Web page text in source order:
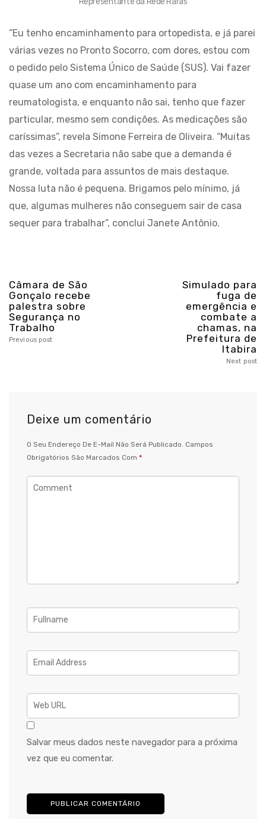
“Eu tenho encaminhamento para ortopedista, e já parei
várias vezes no Pronto Socorro, com dores, estou com
o pedido pelo Sistema Único de Saúde (SUS). Vai fazer
quase um ano com encaminhamento para
reumatologista, e enquanto não sai, tenho que fazer
particular, mesmo sem condições. As medicações são
caríssimas”, revela Simone Ferreira de Oliveira. “Muitas
das vezes a Secretaria não sabe que a demanda é
grande, voltada para assuntos de mais destaque.
Nossa luta não é pequena. Brigamos pelo mínimo, já
que, algumas mulheres não conseguem sair de casa
sequer para trabalhar”, conclui Janete Antônio.
Câmara de São
Gonçalo recebe
palestra sobre
Segurança no
Trabalho
Previous post
Simulado para
fuga de
emergência e
combate a
chamas, na
Prefeitura de
Itabira
Next post
Deixe um comentário
O Seu Endereço De E-Mail Não Será Publicado. Campos
Obrigatórios São Marcados Com *
Salvar meus dados neste navegador para a próxima
vez que eu comentar.